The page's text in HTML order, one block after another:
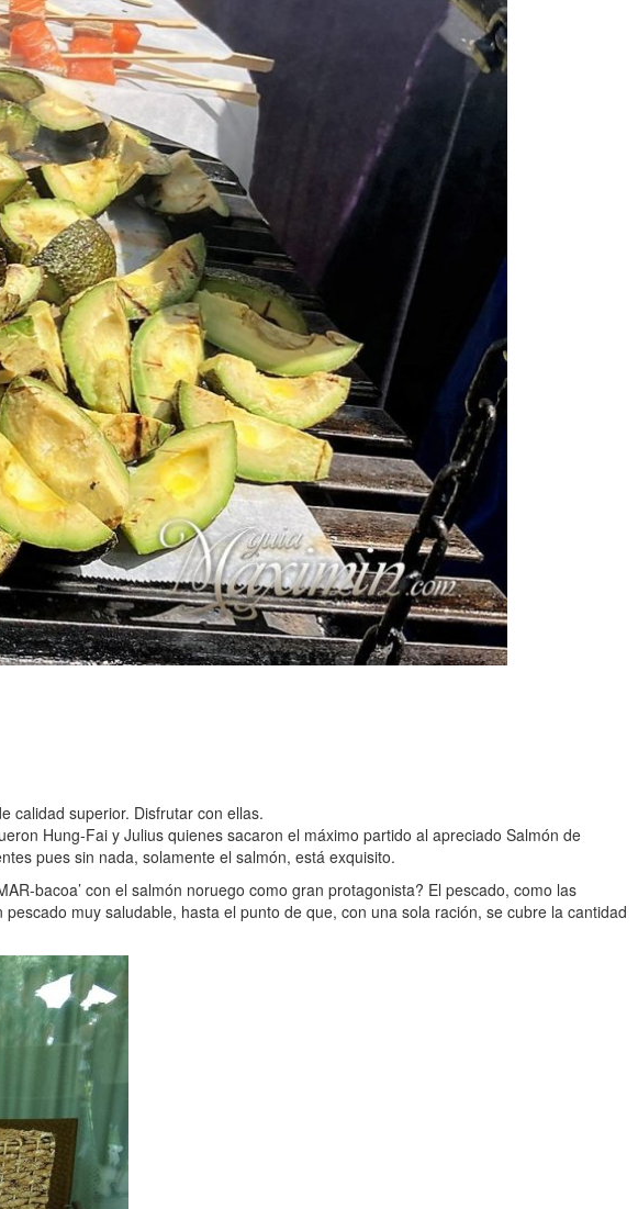
calidad superior. Disfrutar con ellas.
Hung-Fai y Julius quienes sacaron el máximo partido al apreciado Salmón de
pues sin nada, solamente el salmón, está exquisito.
bacoa’ con el salmón noruego como gran protagonista? El pescado, como las
muy saludable, hasta el punto de que, con una sola ración, se cubre la cantidad